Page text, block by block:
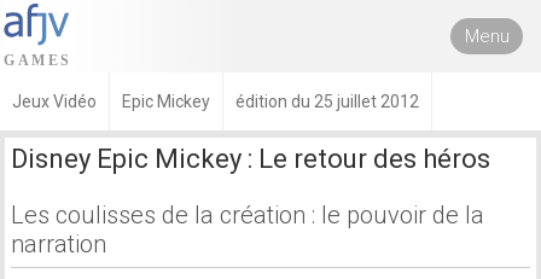
Menu
Jeux Vidéo Epic Mickey édition du 25 juillet 2012
Disney Epic Mickey : Le retour des héros
Les coulisses de la création : le pouvoir de la
narration